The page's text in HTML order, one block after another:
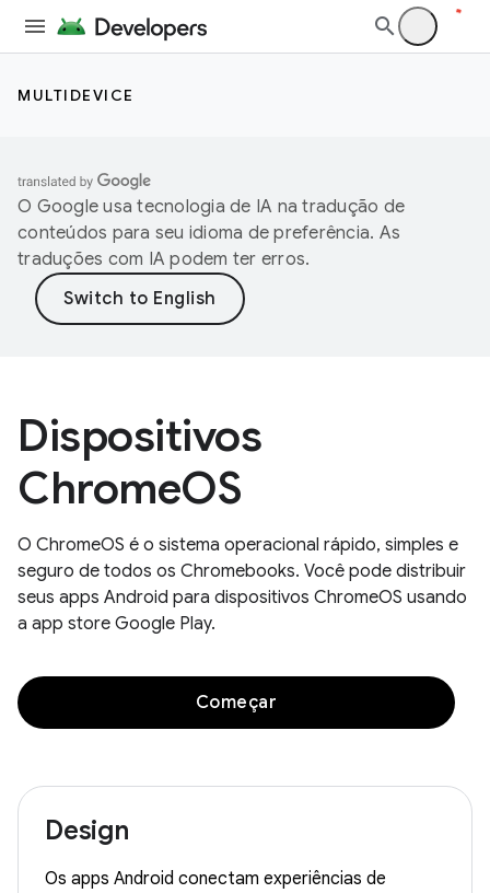
MULTIDEVICE
O Google usa tecnologia de IA na tradução de
conteúdos para seu idioma de preferência. As
traduções com IA podem ter erros.
Dispositivos
ChromeOS
O ChromeOS é o sistema operacional rápido, simples e
seguro de todos os Chromebooks. Você pode distribuir
seus apps Android para dispositivos ChromeOS usando
a app store Google Play.
Começar
Design
Os apps Android conectam experiências de